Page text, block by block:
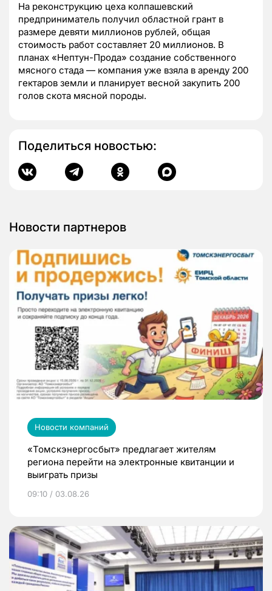
На реконструкцию цеха колпашевский
предприниматель получил областной грант в
размере девяти миллионов рублей, общая
стоимость работ составляет 20 миллионов. В
планах «Нептун-Прода» создание собственного
мясного стада — компания уже взяла в аренду 200
гектаров земли и планирует весной закупить 200
голов скота мясной породы.
Поделиться новостью:
Новости партнеров
Новости компаний
«Томскэнергосбыт» предлагает жителям
региона перейти на электронные квитанции и
выиграть призы
09:10 / 03.08.26